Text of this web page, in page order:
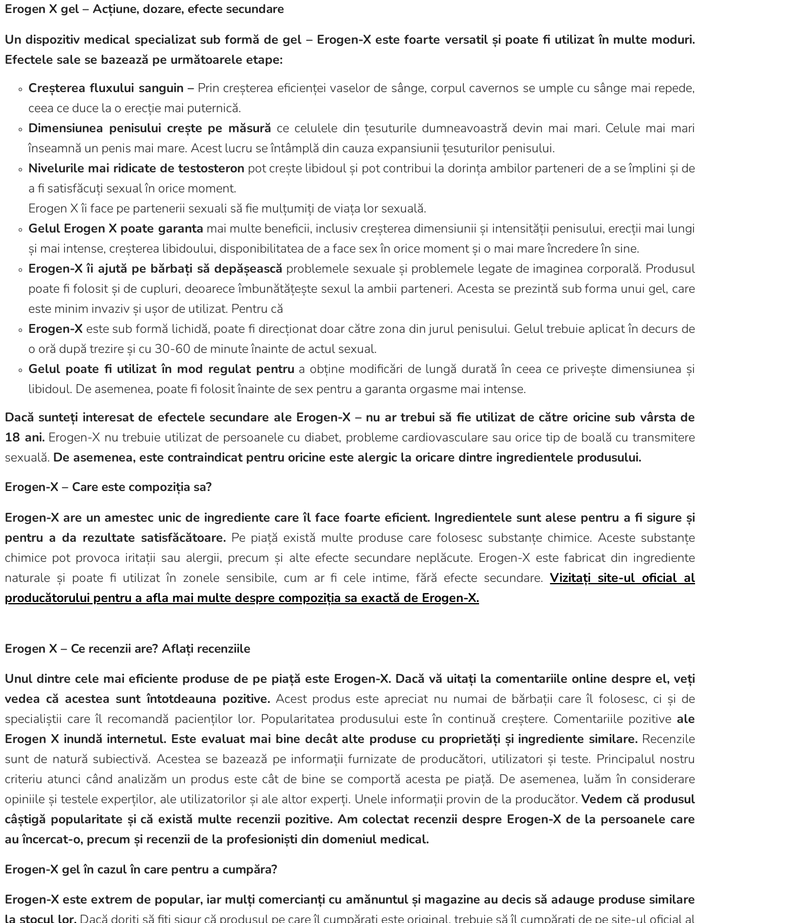
Erogen X gel – Acțiune, dozare, efecte secundare
Un dispozitiv medical specializat sub formă de gel – Erogen-X este foarte versatil și poate fi utilizat în multe moduri.
Efectele sale se bazează pe următoarele etape:
Creșterea fluxului sanguin –Prin creșterea eficienței vaselor de sânge, corpul cavernos se umple cu sânge mai repede,
ceea ce duce la o erecție mai puternică.
Dimensiunea penisului crește pe măsură ce celulele din țesuturile dumneavoastră devin mai mari. Celule mai mari
înseamnă un penis mai mare. Acest lucru se întâmplă din cauza expansiunii țesuturilor penisului.
Nivelurile mai ridicate de testosteron pot crește libidoul și pot contribui la dorința ambilor parteneri de a se împlini și de
a fi satisfăcuți sexual în orice moment.
Erogen X îi face pe partenerii sexuali să fie mulțumiți de viața lor sexuală.
Gelul Erogen X poate garanta mai multe beneficii, inclusiv creșterea dimensiunii și intensității penisului, erecții mai lungi
și mai intense, creșterea libidoului, disponibilitatea de a face sex în orice moment și o mai mare încredere în sine.
Erogen-X îi ajută pe bărbați să depășească problemele sexuale și problemele legate de imaginea corporală. Produsul
poate fi folosit și de cupluri, deoarece îmbunătățește sexul la ambii parteneri. Acesta se prezintă sub forma unui gel, care
este minim invaziv și ușor de utilizat. Pentru că
Erogen-X este sub formă lichidă, poate fi direcționat doar către zona din jurul penisului. Gelul trebuie aplicat în decurs de
o oră după trezire și cu 30-60 de minute înainte de actul sexual.
Gelul poate fi utilizat în mod regulat pentru a obține modificări de lungă durată în ceea ce privește dimensiunea și
libidoul. De asemenea, poate fi folosit înainte de sex pentru a garanta orgasme mai intense.
Dacă sunteți interesat de efectele secundare ale Erogen-X – nu ar trebui să fie utilizat de către oricine sub vârsta de
18 ani.Erogen-X nu trebuie utilizat de persoanele cu diabet, probleme cardiovasculare sau orice tip de boală cu transmitere
sexuală. De asemenea, este contraindicat pentru oricine este alergic la oricare dintre ingredientele produsului.
Erogen-X – Care este compoziția sa?
Erogen-X are un amestec unic de ingrediente care îl face foarte eficient. Ingredientele sunt alese pentru a fi sigure și
pentru a da rezultate satisfăcătoare. Pe piață există multe produse care folosesc substanțe chimice. Aceste substanțe
chimice pot provoca iritații sau alergii, precum și alte efecte secundare neplăcute. Erogen-X este fabricat din ingrediente
naturale și poate fi utilizat în zonele sensibile, cum ar fi cele intime, fără efecte secundare.Vizitați site-ul oficial al
producătorului pentru a afla mai multe despre compoziția sa exactă de Erogen-X.
Erogen X – Ce recenzii are? Aflați recenziile
Unul dintre cele mai eficiente produse de pe piață este Erogen-X. Dacă vă uitați la comentariile online despre el, veți
vedea că acestea sunt întotdeauna pozitive.Acest produs este apreciat nu numai de bărbații care îl folosesc, ci și de
specialiștii care îl recomandă pacienților lor. Popularitatea produsului este în continuă creștere. Comentariile pozitive ale
Erogen X inundă internetul. Este evaluat mai bine decât alte produse cu proprietăți și ingrediente similare. Recenzile
sunt de natură subiectivă. Acestea se bazează pe informații furnizate de producători, utilizatori și teste. Principalul nostru
criteriu atunci când analizăm un produs este cât de bine se comportă acesta pe piață. De asemenea, luăm în considerare
opiniile și testele experților, ale utilizatorilor și ale altor experți. Unele informații provin de la producător.Vedem că produsul
câștigă popularitate și că există multe recenzii pozitive. Am colectat recenzii despre Erogen-X de la persoanele care
au încercat-o, precum și recenzii de la profesioniști din domeniul medical.
Erogen-X gel în cazul în care pentru a cumpăra?
Erogen-X este extrem de popular, iar mulți comercianți cu amănuntul și magazine au decis să adauge produse similare